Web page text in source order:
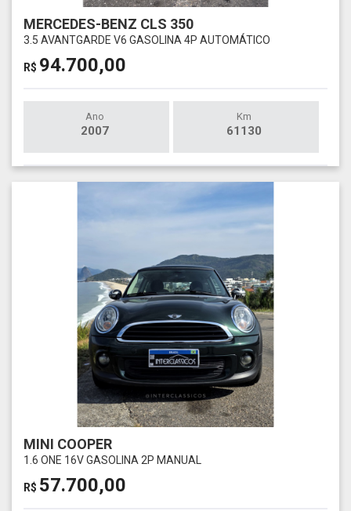
MERCEDES-BENZ CLS 350
3.5 AVANTGARDE V6 GASOLINA 4P AUTOMÁTICO
R$ 94.700,00
Ano
2007
Km
61130
MINI COOPER
1.6 ONE 16V GASOLINA 2P MANUAL
R$ 57.700,00